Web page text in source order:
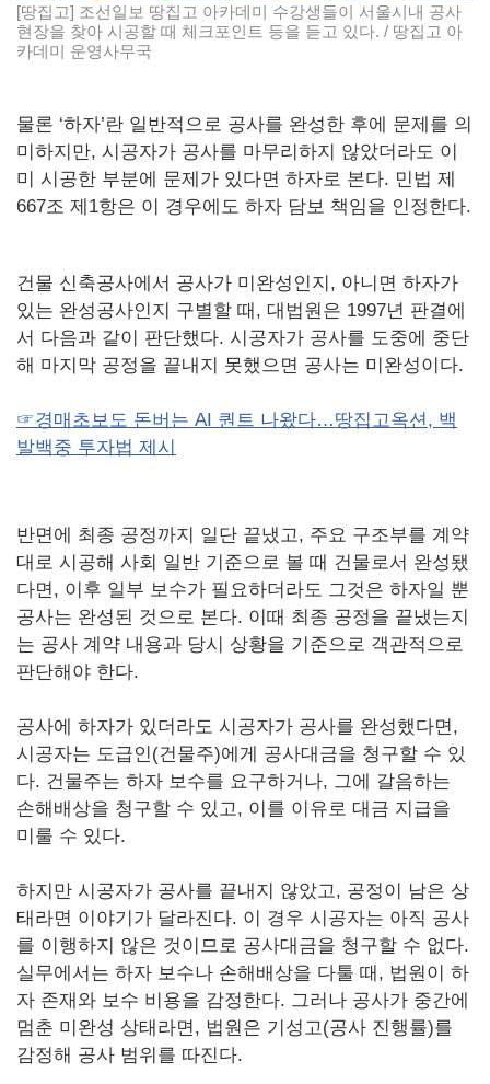
[땅집고] 조선일보 땅집고 아카데미 수강생들이 서울시내 공사
현장을 찾아 시공할 때 체크포인트 등을 듣고 있다. / 땅집고 아
카데미 운영사무국
물론 ‘하자’란 일반적으로 공사를 완성한 후에 문제를 의
미하지만, 시공자가 공사를 마무리하지 않았더라도 이
미 시공한 부분에 문제가 있다면 하자로 본다. 민법 제
667조 제1항은 이 경우에도 하자 담보 책임을 인정한다.
건물 신축공사에서 공사가 미완성인지, 아니면 하자가
있는 완성공사인지 구별할 때, 대법원은 1997년 판결에
서 다음과 같이 판단했다. 시공자가 공사를 도중에 중단
해 마지막 공정을 끝내지 못했으면 공사는 미완성이다.
☞경매초보도 돈버는 AI 퀀트 나왔다…땅집고옥션, 백
발백중 투자법 제시
반면에 최종 공정까지 일단 끝냈고, 주요 구조부를 계약
대로 시공해 사회 일반 기준으로 볼 때 건물로서 완성됐
다면, 이후 일부 보수가 필요하더라도 그것은 하자일 뿐
공사는 완성된 것으로 본다. 이때 최종 공정을 끝냈는지
는 공사 계약 내용과 당시 상황을 기준으로 객관적으로
판단해야 한다.
공사에 하자가 있더라도 시공자가 공사를 완성했다면,
시공자는 도급인(건물주)에게 공사대금을 청구할 수 있
다. 건물주는 하자 보수를 요구하거나, 그에 갈음하는
손해배상을 청구할 수 있고, 이를 이유로 대금 지급을
미룰 수 있다.
하지만 시공자가 공사를 끝내지 않았고, 공정이 남은 상
태라면 이야기가 달라진다. 이 경우 시공자는 아직 공사
를 이행하지 않은 것이므로 공사대금을 청구할 수 없다.
실무에서는 하자 보수나 손해배상을 다툴 때, 법원이 하
자 존재와 보수 비용을 감정한다. 그러나 공사가 중간에
멈춘 미완성 상태라면, 법원은 기성고(공사 진행률)를
감정해 공사 범위를 따진다.